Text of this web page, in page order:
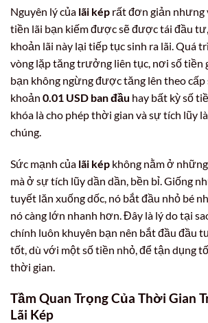
Nguyên lý của lãi kép rất đơn giản nhưng
tiền lãi bạn kiếm được sẽ được tái đầu
khoản lãi này lại tiếp tục sinh ra lãi. Quá
vòng lặp tăng trưởng liên tục, nơi số tiền
bạn không ngừng được tăng lên theo
khoản 0.01 USD ban đầu hay bất kỳ số
khóa là cho phép thời gian và sự tích lũy
chúng.
Sức mạnh của lãi kép không nằm ở
mà ở sự tích lũy dần dần, bền bỉ. Giống
tuyết lăn xuống dốc, nó bắt đầu nhỏ bé
nó càng lớn nhanh hơn. Đây là lý do tại
chính luôn khuyên bạn nên bắt đầu đầu
tốt, dù với một số tiền nhỏ, để tận dụng
thời gian.
Tầm Quan Trọng Của Thời Gian
Lãi Kép